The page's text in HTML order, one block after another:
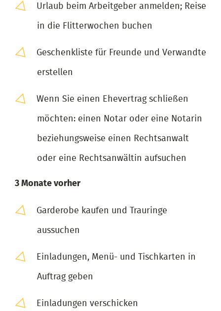
Urlaub beim Arbeitgeber anmelden; Reise
in die Flitterwochen buchen
Geschenkliste für Freunde und Verwandte
erstellen
Wenn Sie einen Ehevertrag schließen
möchten: einen Notar oder eine Notarin
beziehungsweise einen Rechtsanwalt
oder eine Rechtsanwältin aufsuchen
3 Monate vorher
Garderobe kaufen und Trauringe
aussuchen
Einladungen, Menü- und Tischkarten in
Auftrag geben
Einladungen verschicken